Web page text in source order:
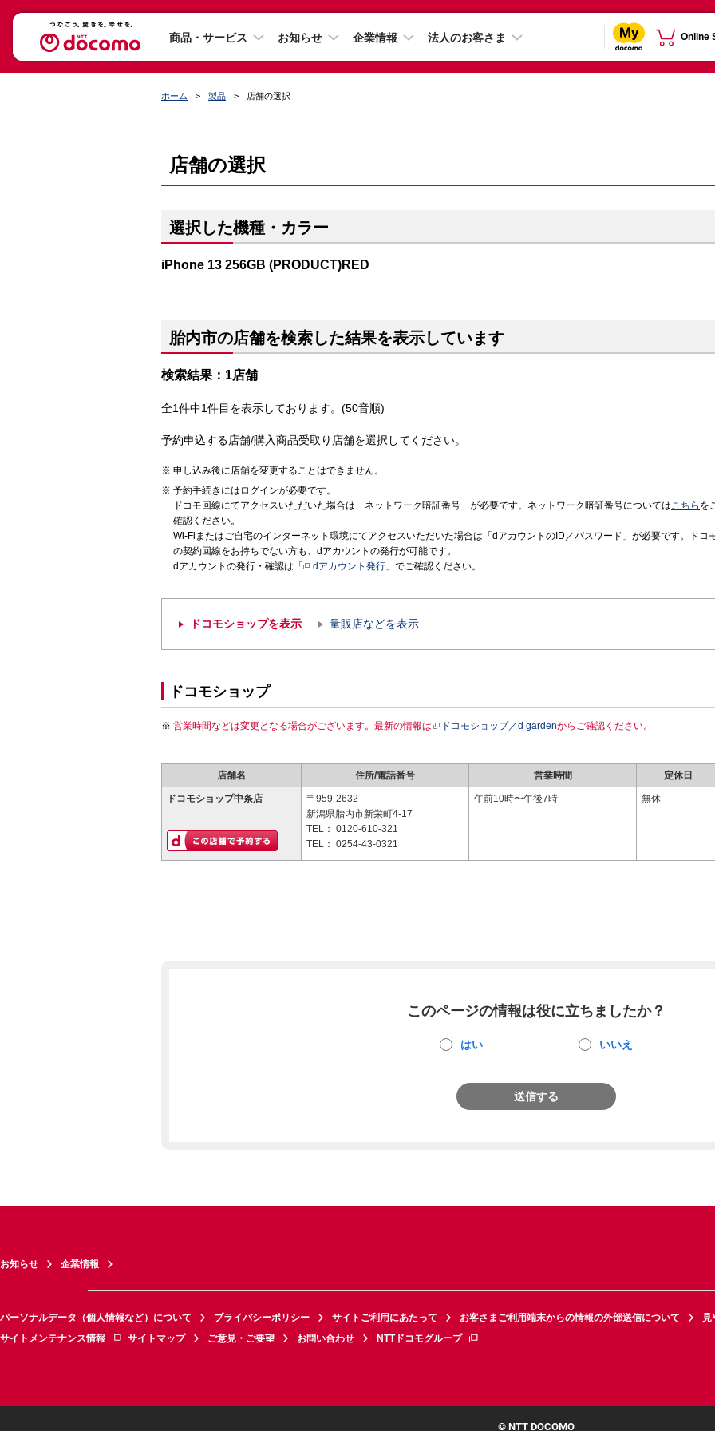
商品・サービス お知らせ 企業情報 法人のお客さま Online
ホーム 製品 店舗の選択
店舗の選択
選択した機種・カラー
iPhone 13 256GB (PRODUCT)RED
胎内市の店舗を検索した結果を表示しています
検索結果：1店舗
全1件中1件目を表示しております。(50音順)
予約申込する店舗/購入商品受取り店舗を選択してください。
申し込み後に店舗を変更することはできません。
予約手続きにはログインが必要です。
ドコモ回線にてアクセスいただいた場合は「ネットワーク暗証番号」が必要です。ネットワーク暗証番号についてはこちら を
確認ください。
Wi-Fiまたはご自宅のインターネット環境にてアクセスいただいた場合は「dアカウントのID／パスワード」が必要です。ドコ
の契約回線をお持ちでない方も、dアカウントの発行が可能です。
dアカウントの発行・確認は「
dアカウント発行 」でご確認ください。
ドコモショップを表示 量販店などを表示
ドコモショップ
営業時間などは変更となる場合がございます。最新の情報は ドコモショップ／d gardenからご確認ください。
店舗名 住所/電話番号 営業時間 定休日
ドコモショップ中条店
〒959-2632
新潟県胎内市新栄町4-17
TEL： 0120-610-321
TEL： 0254-43-0321
午前10時〜午後7時 無休
このページの情報は役に立ちましたか？
はい いいえ
送信する
お知らせ 企業情報
パーソナルデータ（個人情報など）について プライバシーポリシー サイトご利用にあたって お客さまご利用端末からの情報の外部送信について
見
サイトメンテナンス情報
サイトマップ ご意見・ご要望 お問い合わせ NTTドコモグループ
© NTT DOCOMO